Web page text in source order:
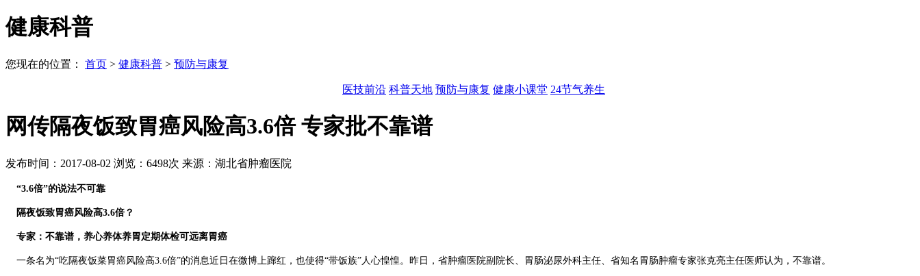
健康科普
您现在的位置： 首页 > 健康科普 > 预防与康复
医技前沿 科普天地 预防与康复 健康小课堂 24节气养生
网传隔夜饭致胃癌风险高3.6倍 专家批不靠谱
发布时间：2017-08-02 浏览：6498次 来源：湖北省肿瘤医院
“3.6倍”的说法不可靠
隔夜饭致胃癌风险高3.6倍？
专家：不靠谱，养心养体养胃定期体检可远离胃癌
一条名为“吃隔夜饭菜胃癌风险高3.6倍”的消息近日在微博上蹿红，也使得“带饭族”人心惶惶。昨日，省肿瘤医院副院长、胃肠泌尿外科主任、省知名胃肠肿瘤专家张克亮主任医师认为，不靠谱。